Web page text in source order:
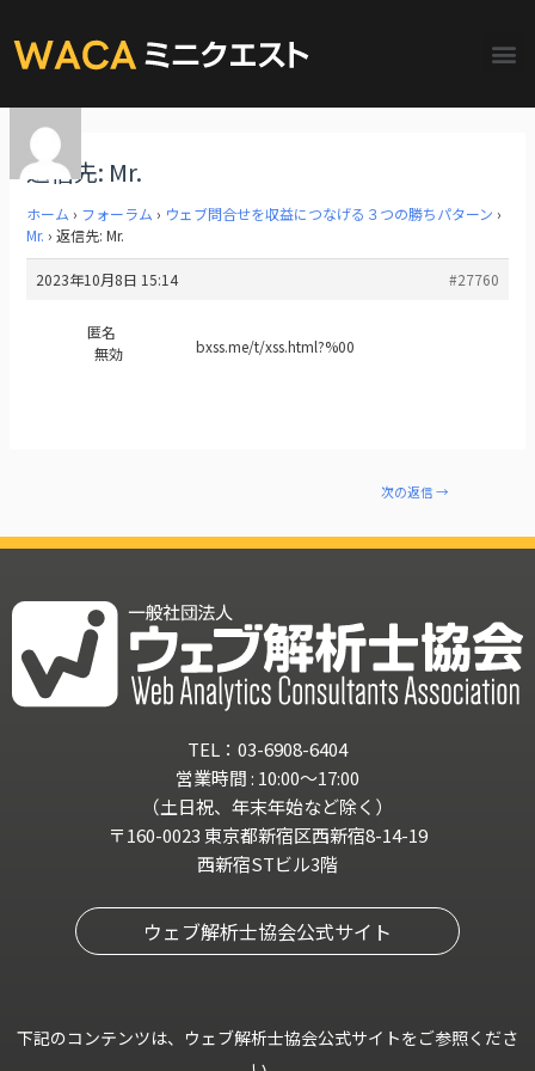
返信先: Mr.
ホーム › フォーラム › ウェブ問合せを収益につなげる３つの勝ちパターン ›
Mr. › 返信先: Mr.
2023年10月8日 15:14 #27760
匿名
無効
bxss.me/t/xss.html?%00
次の返信 →
TEL：03-6908-6404
営業時間 : 10:00～17:00
（土日祝、年末年始など除く）
〒160-0023 東京都新宿区西新宿8-14-19
西新宿STビル3階
ウェブ解析士協会公式サイト
下記のコンテンツは、ウェブ解析士協会公式サイトをご参照くださ